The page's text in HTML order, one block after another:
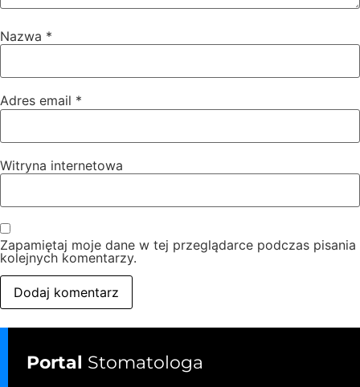
Nazwa *
Adres email *
Witryna internetowa
Zapamiętaj moje dane w tej przeglądarce podczas pisania
kolejnych komentarzy.
Portal Stomatologa